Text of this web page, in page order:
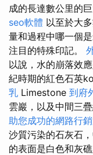
成的長達數公里的
seo軟體 以至於大
量和過程中哪一個
注目的特殊印記。
以說，水的崩落效
紀時期的紅色石英
乳 Limestone 到府
雲巖，以及中間三
助您成功的網路行
沙質污染的石灰石
的表面是白色和灰礁